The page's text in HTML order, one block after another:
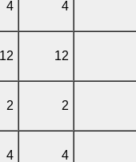
4
4
12
12
2
2
4
4